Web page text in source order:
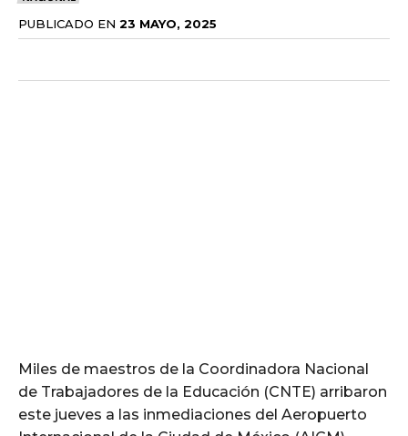
PUBLICADO EN 23 MAYO, 2025
Miles de maestros de la Coordinadora Nacional
de Trabajadores de la Educación (CNTE) arribaron
este jueves a las inmediaciones del Aeropuerto